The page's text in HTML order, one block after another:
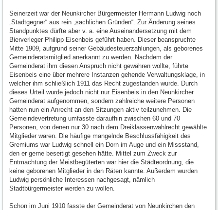
Seinerzeit war der Neunkircher Bürgermeister Hermann Ludwig noch
„Stadtgegner“ aus rein „sachlichen Gründen“. Zur Änderung seines
Standpunktes dürfte aber v. a. eine Auseinandersetzung mit dem
Bierverleger Philipp Eisenbeis geführt haben. Dieser beanspruchte
Mitte 1909, aufgrund seiner Gebäudesteuerzahlungen, als geborenes
Gemeinderatsmitglied anerkannt zu werden. Nachdem der
Gemeinderat ihm diesen Anspruch nicht gewähren wollte, führte
Eisenbeis eine über mehrere Instanzen gehende Verwaltungsklage, in
welcher ihm schließlich 1911 das Recht zugestanden wurde. Durch
dieses Urteil wurde jedoch nicht nur Eisenbeis in den Neunkircher
Gemeinderat aufgenommen, sondern zahlreiche weitere Personen
hatten nun ein Anrecht an den Sitzungen aktiv teilzunehmen. Die
Gemeindevertretung umfasste daraufhin zwischen 60 und 70
Personen, von denen nur 30 nach dem Dreiklassenwahlrecht gewählte
Mitglieder waren. Die häufige mangelnde Beschlussfähigkeit des
Gremiums war Ludwig schnell ein Dorn im Auge und ein Missstand,
den er gerne beseitigt gesehen hätte. Mittel zum Zweck zur
Entmachtung der Meistbegüterten war hier die Städteordnung, die
keine geborenen Mitglieder in den Räten kannte. Außerdem wurden
Ludwig persönliche Interessen nachgesagt, nämlich
Stadtbürgermeister werden zu wollen.
Schon im Juni 1910 fasste der Gemeinderat von Neunkirchen den